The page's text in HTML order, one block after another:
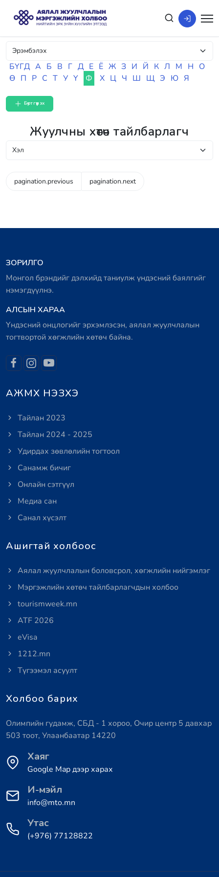
БҮГД А Б В Г Д Е Ё Ж З И Й К Л М Н О
Ө П Р С Т У Ү Ф Х Ц Ч Ш Щ Э Ю Я
Бүртгүүлэх
Жуулчны хөтөч тайлбарлагч
pagination.previous pagination.next
ЗОРИЛГО
Монгол брэндийг дэлхийд таниулж үндэсний баялгийг
нэмэгдүүлнэ.
АЛСЫН ХАРАА
Үндэсний онцлогийг эрхэмлэсэн, аялал жуулчлалын
тогтвортой хөгжлийн хөтөч байна.
АЖМХ НЭЗХЭ
Тайлан 2023
Тайлан 2024 - 2025
Удирдах зөвлөлийн тогтоол
Санамж бичиг
Онлайн сэтгүүл
Медиа сан
Санал хүсэлт
Ашигтай холбоос
Аялал жуулчлалын боловсрол, хөгжлийн нийгэмлэг
Мэргэжлийн хөтөч тайлбарлагчдын холбоо
tourismweek.mn
ATF 2026
eVisa
1212.mn
Түгээмэл асуулт
Холбоо барих
Олимпийн гудамж, СБД - 1 хороо, Очир центр 5 давхар
503 тоот, Улаанбаатар 14220
Хаяг
Google Map дээр харах
И-мэйл
info@mto.mn
Утас
(+976) 77128822